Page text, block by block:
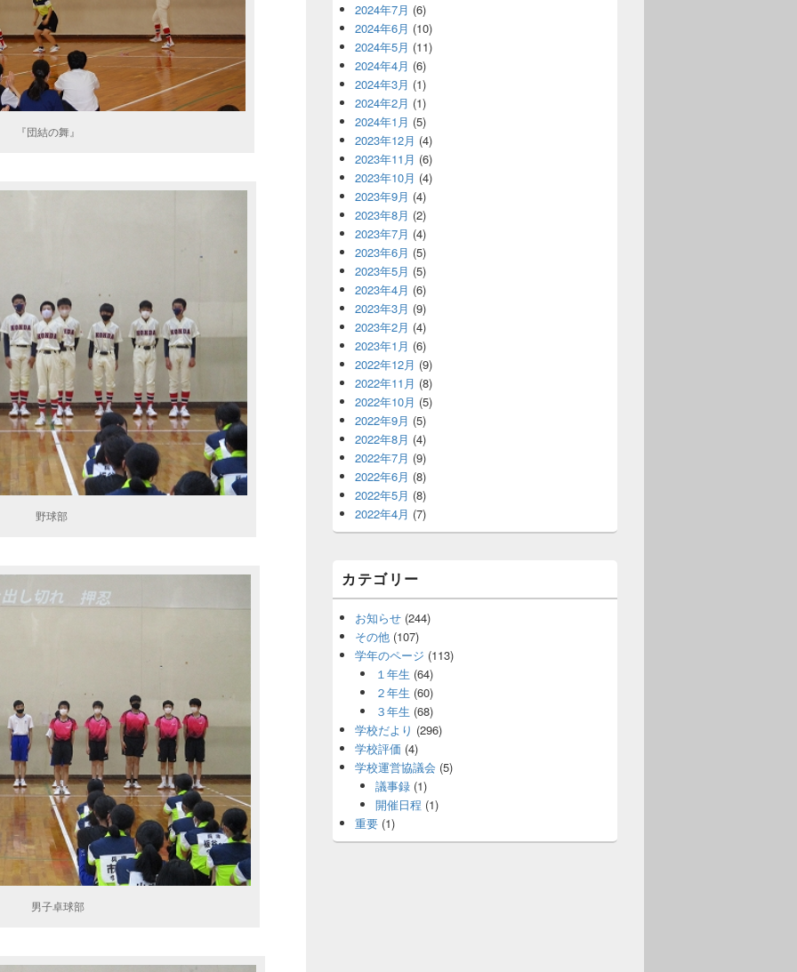
舞』
部
2024年7月 (6)
2024年6月 (10)
2024年5月 (11)
2024年4月 (6)
2024年3月 (1)
2024年2月 (1)
2024年1月 (5)
2023年12月 (4)
2023年11月 (6)
2023年10月 (4)
2023年9月 (4)
2023年8月 (2)
2023年7月 (4)
2023年6月 (5)
2023年5月 (5)
2023年4月 (6)
2023年3月 (9)
2023年2月 (4)
2023年1月 (6)
2022年12月 (9)
2022年11月 (8)
2022年10月 (5)
2022年9月 (5)
2022年8月 (4)
2022年7月 (9)
2022年6月 (8)
2022年5月 (8)
2022年4月 (7)
カテゴリー
お知らせ (244)
その他 (107)
学年のページ (113)
１年生 (64)
２年生 (60)
３年生 (68)
学校だより (296)
学校評価 (4)
学校運営協議会 (5)
議事録(1)
開催日程 (1)
重要 (1)